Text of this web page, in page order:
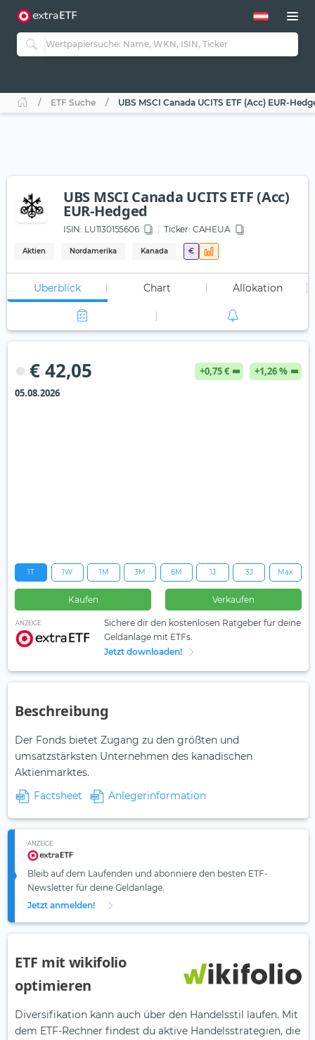
ETF Suche UBS MSCI Canada UCITS ETF (Acc) EUR-
UBS MSCI Canada UCITS ETF (Acc)
EUR-Hedged
ISIN: LU1130155606 Ticker: CAHEUA
Aktien Nordamerika Kanada €
Überblick Chart Allokation
€ 42,05 +0,75 €
+1,26 %
05.08.2026
1T 1W 1M 3M 6M 1J 3J Max
Kaufen Verkaufen
ANZEIGE
Sichere dir den kostenlosen Ratgeber für deine
Geldanlage mit ETFs.
Jetzt downloaden!
Beschreibung
Der Fonds bietet Zugang zu den größten und
umsatzstärksten Unternehmen des kanadischen
Aktienmarktes.
Factsheet
Anlegerinformation
ANZEIGE
Bleib auf dem Laufenden und abonniere den besten ETF-
Newsletter für deine Geldanlage.
Jetzt anmelden!
ETF mit wikifolio
optimieren
Diversifikation kann auch über den Handelsstil laufen. Mit
dem ETF-Rechner findest du aktive Handelsstrategien, die